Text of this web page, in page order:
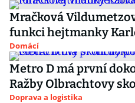
Mračková
funkci hejtmanky
Domácí
Metro D má první
Ražby Olbrachtovy
Doprava a logistika